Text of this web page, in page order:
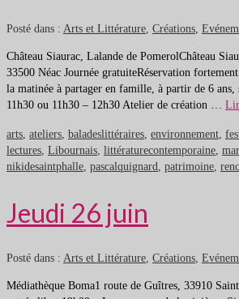
Posté dans : Arts et Littérature, Créations,
Château Siaurac, Lalande de PomerolChâteau
33500 Néac Journée gratuiteRéservation
la matinée à partager en famille, à partir de 6
11h30 ou 11h30 – 12h30 Atelier de création …
arts, ateliers, baladeslittéraires, environnement,
lectures, Libournais, littératurecontemporaine,
nikidesaintphalle, pascalquignard, patrimoine,
Jeudi 26 juin
Posté dans : Arts et Littérature, Créations,
Médiathèque Boma1 route de Guîtres, 33910